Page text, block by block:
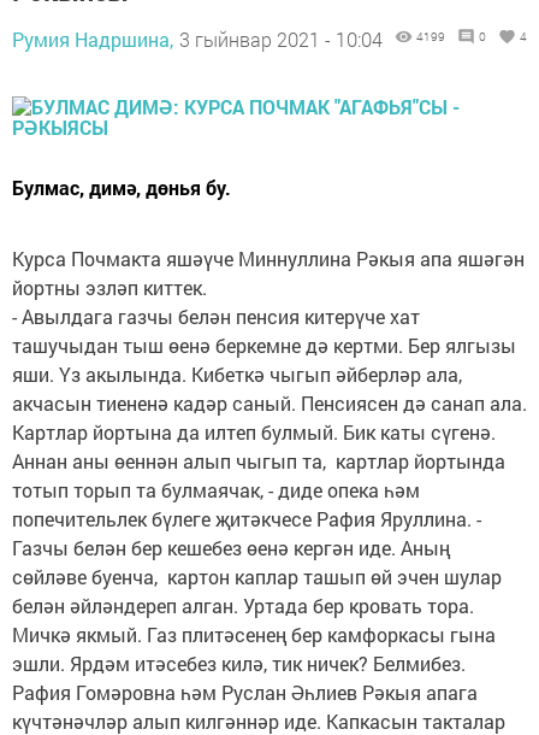
Румия Надршина, 3 гыйнвар 2021 - 10:04 4199 0 4
Булмас, димә, дөнья бу.
Курса Почмакта яшәүче Миннуллина Рәкыя апа яшәгән
йортны эзләп киттек.
- Авылдага газчы белән пенсия китерүче хат
ташучыдан тыш өенә беркемне дә кертми. Бер ялгызы
яши. Үз акылында. Кибеткә чыгып әйберләр ала,
акчасын тиененә кадәр саный. Пенсиясен дә санап ала.
Картлар йортына да илтеп булмый. Бик каты сүгенә.
Аннан аны өеннән алып чыгып та, картлар йортында
тотып торып та булмаячак, - диде опека һәм
попечительлек бүлеге җитәкчесе Рафия Яруллина. -
Газчы белән бер кешебез өенә кергән иде. Аның
сөйләве буенча, картон каплар ташып өй эчен шулар
белән әйләндереп алган. Уртада бер кровать тора.
Мичкә якмый. Газ плитәсенең бер камфоркасы гына
эшли. Ярдәм итәсебез килә, тик ничек? Белмибез.
Рафия Гомәровна һәм Руслан Әһлиев Рәкыя апага
күчтәнәчләр алып килгәннәр иде. Капкасын такталар